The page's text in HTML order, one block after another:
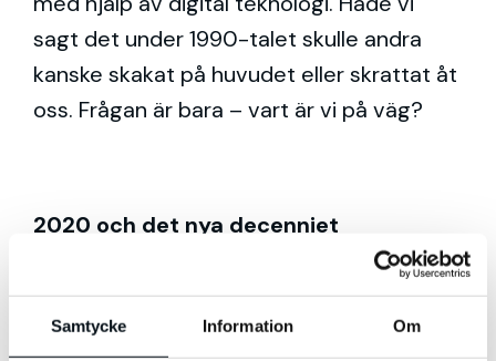
Samtycke Information Om
sagt det under 1990-talet skulle andra
kanske skakat på huvudet eller skrattat åt
oss. Frågan är bara – vart är vi på väg?
2020 och det nya decenniet
När vi äntrar det nya decenniet och